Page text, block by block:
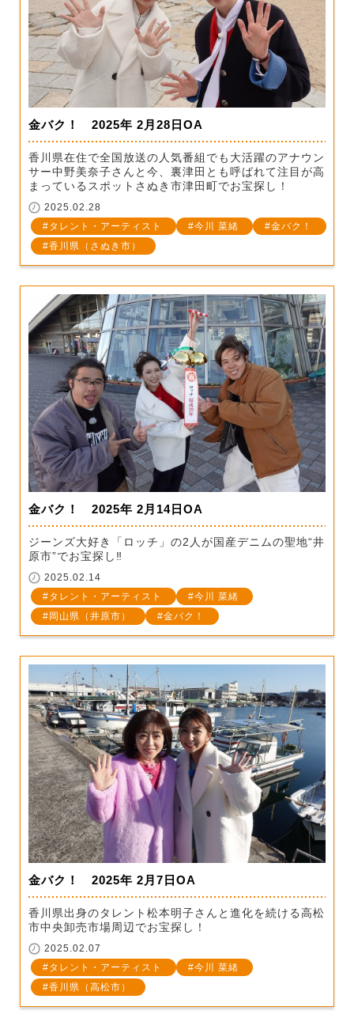
金バク！ 2025年 2月28日OA
香川県在住で全国放送の人気番組でも大活躍のアナウン
サー中野美奈子さんと今、裏津田とも呼ばれて注目が高
まっているスポットさぬき市津田町でお宝探し！
2025.02.28
タレント・アーティスト
今川 菜緒
金バク！
香川県（さぬき市）
金バク！ 2025年 2月14日OA
ジーンズ大好き「ロッチ」の2人が国産デニムの聖地“井
原市”でお宝探し‼
2025.02.14
タレント・アーティスト
今川 菜緒
岡山県（井原市）
金バク！
金バク！ 2025年 2月7日OA
香川県出身のタレント松本明子さんと進化を続ける高松
市中央卸売市場周辺でお宝探し！
2025.02.07
タレント・アーティスト
今川 菜緒
香川県（高松市）